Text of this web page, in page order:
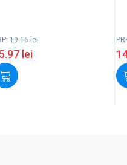
19.16lei
lei